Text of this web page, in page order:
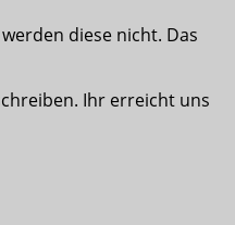
diese nicht. Das
Ihr erreicht uns